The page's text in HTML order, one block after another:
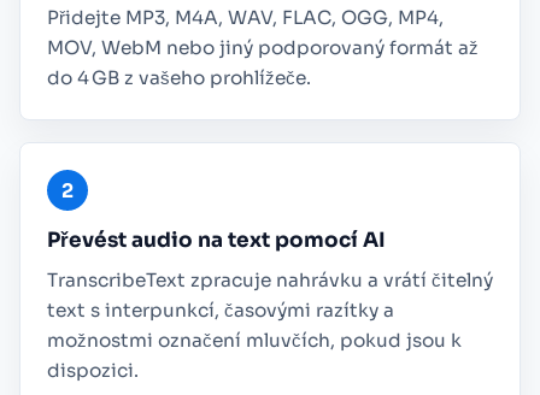
Přidejte MP3, M4A, WAV, FLAC, OGG, MP4,
MOV, WebM nebo jiný podporovaný formát až
do 4 GB z vašeho prohlížeče.
Převést audio na text pomocí AI
TranscribeText zpracuje nahrávku a vrátí čitelný
text s interpunkcí, časovými razítky a
možnostmi označení mluvčích, pokud jsou k
dispozici.